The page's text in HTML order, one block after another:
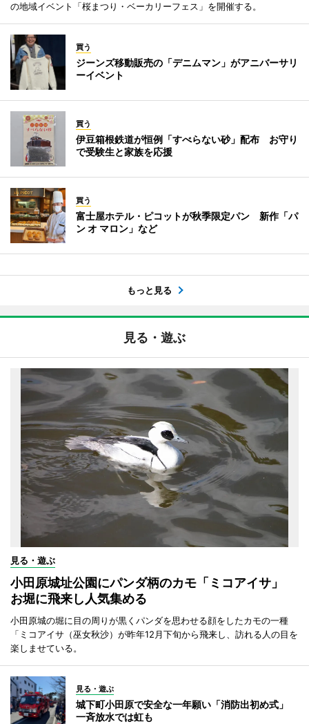
の地域イベント「桜まつり・ベーカリーフェス」を開催する。
買う
ジーンズ移動販売の「デニムマン」がアニバーサリ
ーイベント
買う
伊豆箱根鉄道が恒例「すべらない砂」配布 お守り
で受験生と家族を応援
買う
富士屋ホテル・ピコットが秋季限定パン 新作「パ
ン オ マロン」など
もっと見る
見る・遊ぶ
見る・遊ぶ
小田原城址公園にパンダ柄のカモ「ミコアイサ」
お堀に飛来し人気集める
小田原城の堀に目の周りが黒くパンダを思わせる顔をしたカモの一種
「ミコアイサ（巫女秋沙）が昨年12月下旬から飛来し、訪れる人の目を
楽しませている。
見る・遊ぶ
城下町小田原で安全な一年願い「消防出初め式」
一斉放水では虹も